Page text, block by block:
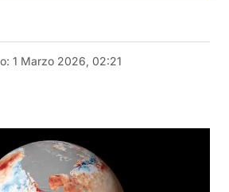
1 Marzo 2026, 02:21